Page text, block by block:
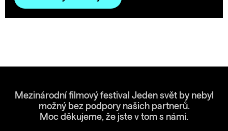
Mezinárodní filmový festival Jeden svět by nebyl
možný bez podpory našich partnerů.
Moc děkujeme, že jste v tom s námi.